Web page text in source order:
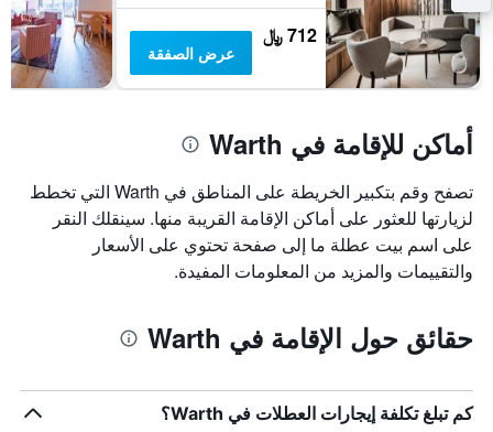
712 ﷼
عرض الصفقة
أماكن للإقامة في Warth
تصفح وقم بتكبير الخريطة على المناطق في Warth التي تخطط
لزيارتها للعثور على أماكن الإقامة القريبة منها. سينقلك النقر
على اسم بيت عطلة ما إلى صفحة تحتوي على الأسعار
والتقييمات والمزيد من المعلومات المفيدة.
حقائق حول الإقامة في Warth
كم تبلغ تكلفة إيجارات العطلات في Warth؟